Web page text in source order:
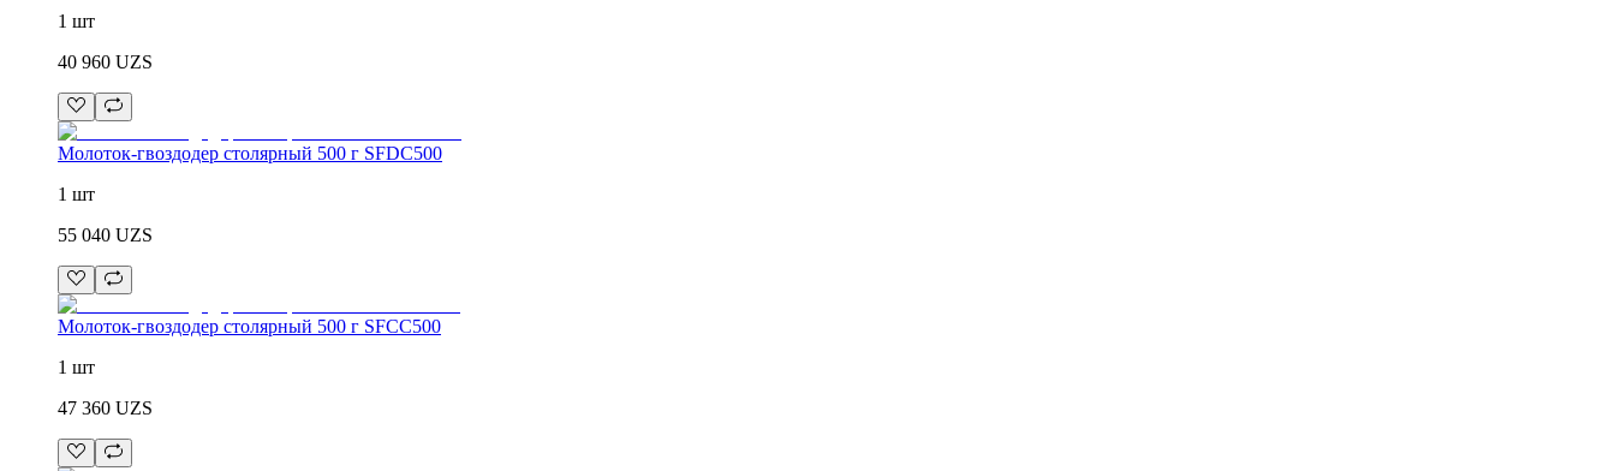
1 шт
40 960 UZS
Молоток-гвоздодер столярный 500 г SFDC500
1 шт
55 040 UZS
Молоток-гвоздодер столярный 500 г SFCC500
1 шт
47 360 UZS